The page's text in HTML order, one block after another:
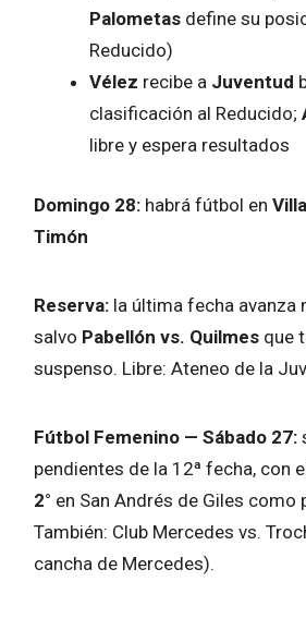
Palometas define su
Reducido)
Vélez recibe a Juventud
clasificación al Reducido;
libre y espera resultados
Domingo 28: habrá fútbol en
Timón
Reserva: la última fecha avanza
salvo Pabellón vs. Quilmes que
suspenso. Libre: Ateneo de la
Fútbol Femenino — Sábado 27:
pendientes de la 12ª fecha, con
2° en San Andrés de Giles como
También: Club Mercedes vs.
cancha de Mercedes).